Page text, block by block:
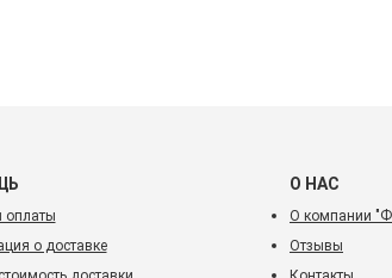
оплаты
о доставке
О НАС
О компании
Отзывы